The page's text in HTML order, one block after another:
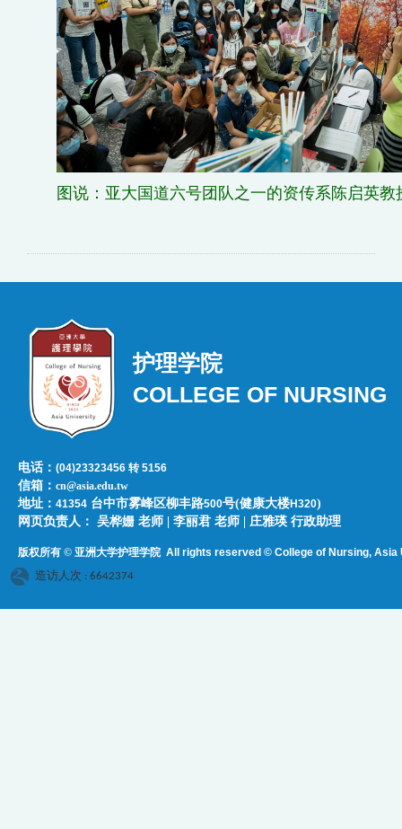
图说：亚大国道六号团队之一的资传系陈启英教
护理学院
COLLEGE OF NURSING
电话：(04)23323456 转 5156
信箱：cn@asia.edu.tw
地址：41354 台中市雾峰区柳丰路500号(健康大楼H320)
网页负责人：​​​ ​吴桦姗 老师 | 李丽君 老师 | 庄雅瑛 行政助理
版权所有 © 亚洲大学护理学院All rights reserved © College of Nursing, Asia
造访人次 : 6642374